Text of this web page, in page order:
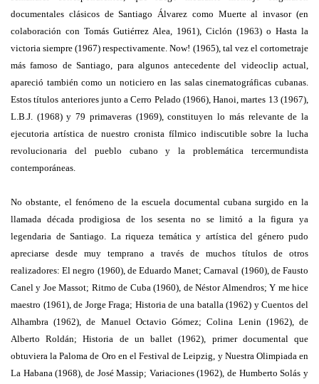
documentales clásicos de Santiago Álvarez como Muerte al invasor (en
colaboración con Tomás Gutiérrez Alea, 1961), Ciclón (1963) o Hasta la
victoria siempre (1967) respectivamente. Now! (1965), tal vez el cortometraje
más famoso de Santiago, para algunos antecedente del videoclip actual,
apareció también como un noticiero en las salas cinematográficas cubanas.
Estos títulos anteriores junto a Cerro Pelado (1966), Hanoi, martes 13 (1967),
L.B.J. (1968) y 79 primaveras (1969), constituyen lo más relevante de la
ejecutoria artística de nuestro cronista fílmico indiscutible sobre la lucha
revolucionaria del pueblo cubano y la problemática tercermundista
contemporáneas.
No obstante, el fenómeno de la escuela documental cubana surgido en la
llamada década prodigiosa de los sesenta no se limitó a la figura ya
legendaria de Santiago. La riqueza temática y artística del género pudo
apreciarse desde muy temprano a través de muchos títulos de otros
realizadores: El negro (1960), de Eduardo Manet; Carnaval (1960), de Fausto
Canel y Joe Massot; Ritmo de Cuba (1960), de Néstor Almendros; Y me hice
maestro (1961), de Jorge Fraga; Historia de una batalla (1962) y Cuentos del
Alhambra (1962), de Manuel Octavio Gómez; Colina Lenin (1962), de
Alberto Roldán; Historia de un ballet (1962), primer documental que
obtuviera la Paloma de Oro en el Festival de Leipzig, y Nuestra Olimpiada en
La Habana (1968), de José Massip; Variaciones (1962), de Humberto Solás y